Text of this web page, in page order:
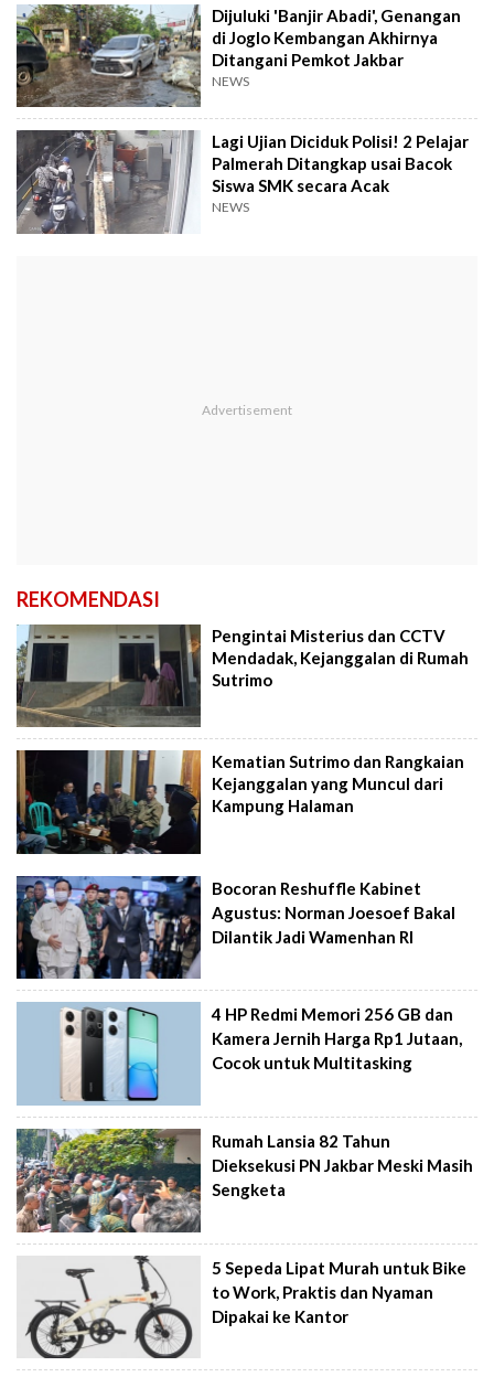
Dijuluki 'Banjir Abadi', Genangan
di Joglo Kembangan Akhirnya
Ditangani Pemkot Jakbar
NEWS
Lagi Ujian Diciduk Polisi! 2 Pelajar
Palmerah Ditangkap usai Bacok
Siswa SMK secara Acak
NEWS
REKOMENDASI
Pengintai Misterius dan CCTV
Mendadak, Kejanggalan di Rumah
Sutrimo
Kematian Sutrimo dan Rangkaian
Kejanggalan yang Muncul dari
Kampung Halaman
Bocoran Reshuffle Kabinet
Agustus: Norman Joesoef Bakal
Dilantik Jadi Wamenhan RI
4 HP Redmi Memori 256 GB dan
Kamera Jernih Harga Rp1 Jutaan,
Cocok untuk Multitasking
Rumah Lansia 82 Tahun
Dieksekusi PN Jakbar Meski Masih
Sengketa
5 Sepeda Lipat Murah untuk Bike
to Work, Praktis dan Nyaman
Dipakai ke Kantor